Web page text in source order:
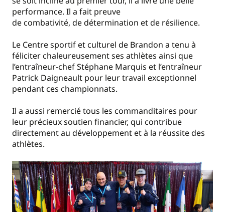
performance. Il a fait preuve
de combativité, de détermination et de résilience.
Le Centre sportif et culturel de Brandon a tenu à
féliciter chaleureusement ses athlètes ainsi que
l’entraîneur-chef Stéphane Marquis et l’entraîneur
Patrick Daigneault pour leur travail exceptionnel
pendant ces championnats.
Il a aussi remercié tous les commanditaires pour
leur précieux soutien financier, qui contribue
directement au développement et à la réussite des
athlètes.